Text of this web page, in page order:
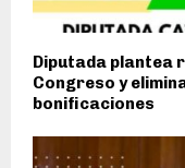
Diputada plantea
Congreso y
bonificaciones